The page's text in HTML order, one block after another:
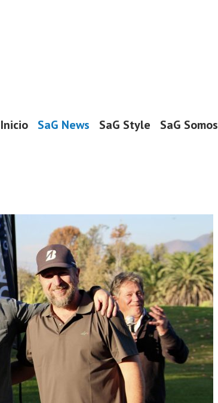
Inicio SaG News SaG Style SaG Somos